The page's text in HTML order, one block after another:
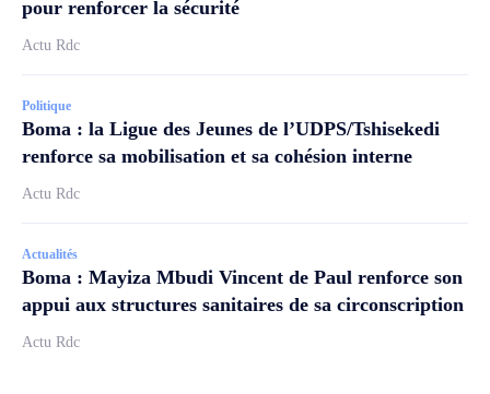
pour renforcer la sécurité
Actu Rdc
Politique
Boma : la Ligue des Jeunes de l’UDPS/Tshisekedi
renforce sa mobilisation et sa cohésion interne
Actu Rdc
Actualités
Boma : Mayiza Mbudi Vincent de Paul renforce son
appui aux structures sanitaires de sa circonscription
Actu Rdc